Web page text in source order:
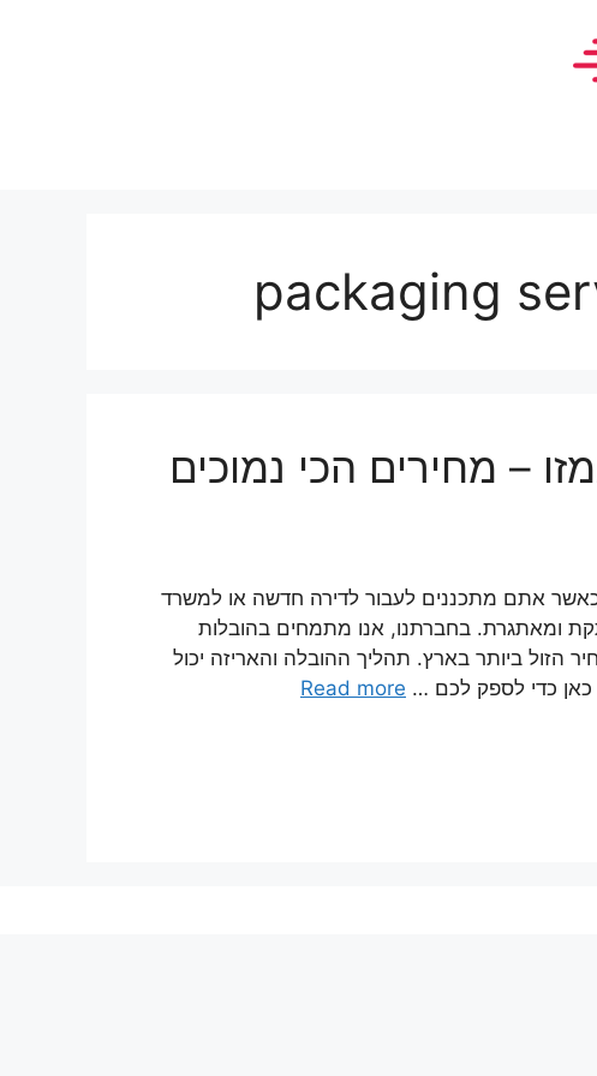
– מחירים הכי נמוכים
כאשר אתם מתכננים לעבור לדירה חדשה או למשרד
ומאתגרת. בחברתנו, אנו מתמחים בהובלות
הזול ביותר בארץ. תהליך ההובלה והאריזה יכול
כאן כדי לספק לכם … Read more